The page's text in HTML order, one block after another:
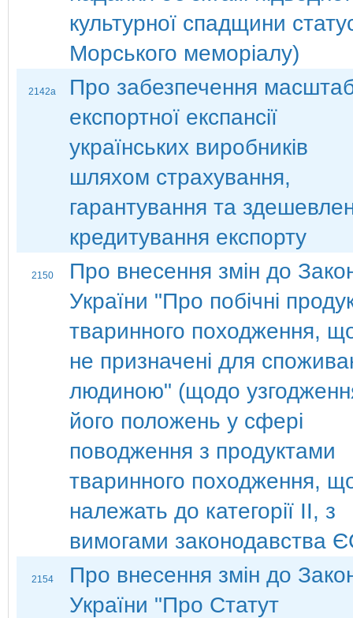
культурної спадщини
Морського меморіалу)
2142а
Про забезпечення
експортної експансії
українських виробників
шляхом страхування,
гарантування та
кредитування експорту
2150
Про внесення змін до
України "Про побічні
тваринного походження,
не призначені для
людиною" (щодо
його положень у сфері
поводження з продуктами
тваринного походження,
належать до категорії ІІ, з
вимогами законодавства
2154
Про внесення змін до
України "Про Статут